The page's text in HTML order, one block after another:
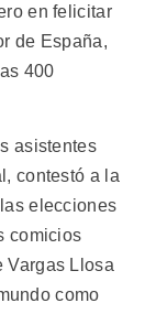
en felicitar
de España,
400
asistentes
contestó a la
elecciones
comicios
Vargas Llosa
como